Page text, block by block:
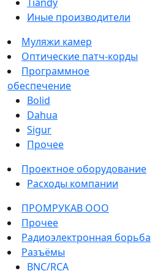
Иные производители
Муляжи камер
Оптические патч-корды
Программное
обеспечение
Bolid
Dahua
Sigur
Прочее
Проектное оборудование
Расходы компании
ПРОМРУКАВ ООО
Прочее
Радиоэлектронная борьба
Разъёмы
BNC/RCA